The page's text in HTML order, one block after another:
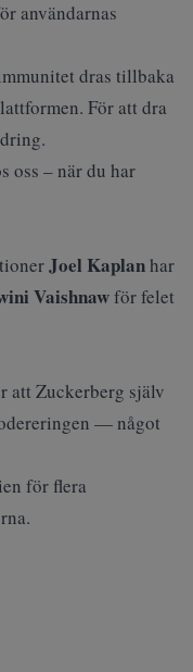
användarnas
dras tillbaka
För att dra
oss – när du har
Joel Kaplanhar
Vaishnawför felet
att Zuckerberg själv
— något
för flera